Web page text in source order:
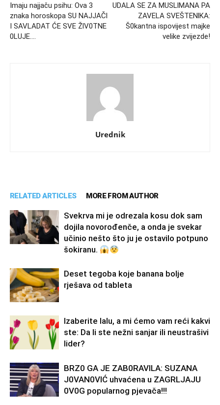
Imaju najjaču psihu: Ova 3
znaka horoskopa SU NAJJAČl
I SAVLADAT ĆE SVE ŽlV0TNE
0LUJE….
UDALA SE ZA MUSLlMANA PA
ZAVELA SVEŠTENlKA:
Š0kantna ispovijest majke
velike zvijezde!
Urednik
RELATED ARTICLES MORE FROM AUTHOR
Svekrva mi je odrezala kosu dok sam
dojila novorođenče, a onda je svekar
učinio nešto što ju je ostavilo potpuno
šokiranu.
Deset tegoba koje banana bolje
rješava od tableta
Izaberite lalu, a mi ćemo vam reći kakvi
ste: Da li ste nežni sanjar ili neustrašivi
lider?
BRZ0 GA JE ZAB0RAVlLA: SUZANA
J0VAN0VIĆ uhvaćena u ZAGRLJAJU
0V0G popularnog pjevača!!!